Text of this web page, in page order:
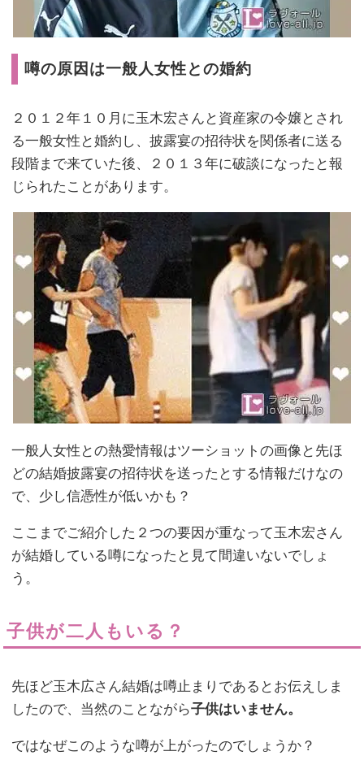
噂の原因は一般人女性との婚約
２０１２年１０月に玉木宏さんと資産家の令嬢とされ
る一般女性と婚約し、披露宴の招待状を関係者に送る
段階まで来ていた後、２０１３年に破談になったと報
じられたことがあります。
一般人女性との熱愛情報はツーショットの画像と先ほ
どの結婚披露宴の招待状を送ったとする情報だけなの
で、少し信憑性が低いかも？
ここまでご紹介した２つの要因が重なって玉木宏さん
が結婚している噂になったと見て間違いないでしょ
う。
子供が二人もいる？
先ほど玉木広さん結婚は噂止まりであるとお伝えしま
したので、当然のことながら子供はいません。
ではなぜこのような噂が上がったのでしょうか？